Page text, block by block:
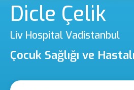
Dicle Çelik
Liv Hospital Vadistanbul
Çocuk Sağlığı ve